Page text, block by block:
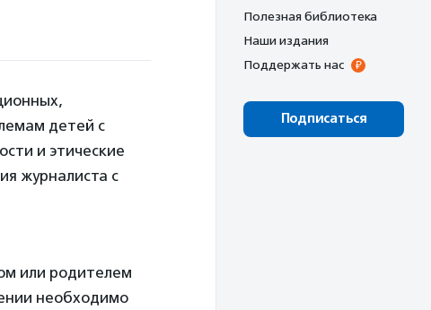
детей с
и этические
журналиста с
или родителем
необходимо
Полезная библиотека
Наши издания
Поддержать нас
Подписаться